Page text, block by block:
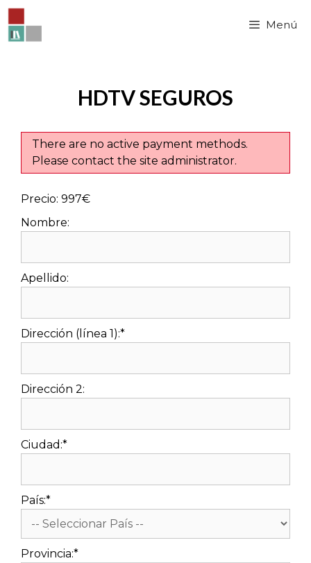
Saltar
al
contenido
Menú
HDTV SEGUROS
There are no active payment methods.
Please contact the site administrator.
Precio: 997€
Nombre:
Apellido:
Dirección (línea 1):*
Dirección 2:
Ciudad:*
País:*
Provincia:*